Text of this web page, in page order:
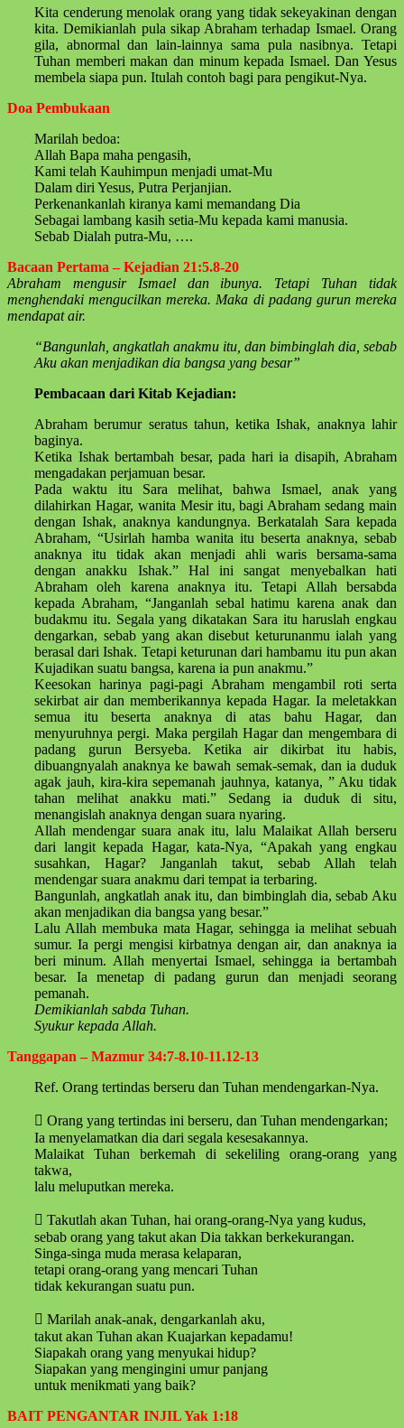
Kita cenderung menolak orang yang tidak sekeyakinan dengan
kita. Demikianlah pula sikap Abraham terhadap Ismael. Orang
gila, abnormal dan lain-lainnya sama pula nasibnya. Tetapi
Tuhan memberi makan dan minum kepada Ismael. Dan Yesus
membela siapa pun. Itulah contoh bagi para pengikut-Nya.
Doa Pembukaan
Marilah bedoa:
Allah Bapa maha pengasih,
Kami telah Kauhimpun menjadi umat-Mu
Dalam diri Yesus, Putra Perjanjian.
Perkenankanlah kiranya kami memandang Dia
Sebagai lambang kasih setia-Mu kepada kami manusia.
Sebab Dialah putra-Mu, ….
Bacaan Pertama – Kejadian 21:5.8-20
Abraham mengusir Ismael dan ibunya. Tetapi Tuhan tidak
menghendaki mengucilkan mereka. Maka di padang gurun mereka
mendapat air.
“Bangunlah, angkatlah anakmu itu, dan bimbinglah dia, sebab
Aku akan menjadikan dia bangsa yang besar”
Pembacaan dari Kitab Kejadian:
Abraham berumur seratus tahun, ketika Ishak, anaknya lahir
baginya.
Ketika Ishak bertambah besar, pada hari ia disapih, Abraham
mengadakan perjamuan besar.
Pada waktu itu Sara melihat, bahwa Ismael, anak yang
dilahirkan Hagar, wanita Mesir itu, bagi Abraham sedang main
dengan Ishak, anaknya kandungnya. Berkatalah Sara kepada
Abraham, “Usirlah hamba wanita itu beserta anaknya, sebab
anaknya itu tidak akan menjadi ahli waris bersama-sama
dengan anakku Ishak.” Hal ini sangat menyebalkan hati
Abraham oleh karena anaknya itu. Tetapi Allah bersabda
kepada Abraham, “Janganlah sebal hatimu karena anak dan
budakmu itu. Segala yang dikatakan Sara itu haruslah engkau
dengarkan, sebab yang akan disebut keturunanmu ialah yang
berasal dari Ishak. Tetapi keturunan dari hambamu itu pun akan
Kujadikan suatu bangsa, karena ia pun anakmu.”
Keesokan harinya pagi-pagi Abraham mengambil roti serta
sekirbat air dan memberikannya kepada Hagar. Ia meletakkan
semua itu beserta anaknya di atas bahu Hagar, dan
menyuruhnya pergi. Maka pergilah Hagar dan mengembara di
padang gurun Bersyeba. Ketika air dikirbat itu habis,
dibuangnyalah anaknya ke bawah semak-semak, dan ia duduk
agak jauh, kira-kira sepemanah jauhnya, katanya, ” Aku tidak
tahan melihat anakku mati.” Sedang ia duduk di situ,
menangislah anaknya dengan suara nyaring.
Allah mendengar suara anak itu, lalu Malaikat Allah berseru
dari langit kepada Hagar, kata-Nya, “Apakah yang engkau
susahkan, Hagar? Janganlah takut, sebab Allah telah
mendengar suara anakmu dari tempat ia terbaring.
Bangunlah, angkatlah anak itu, dan bimbinglah dia, sebab Aku
akan menjadikan dia bangsa yang besar.”
Lalu Allah membuka mata Hagar, sehingga ia melihat sebuah
sumur. Ia pergi mengisi kirbatnya dengan air, dan anaknya ia
beri minum. Allah menyertai Ismael, sehingga ia bertambah
besar. Ia menetap di padang gurun dan menjadi seorang
pemanah.
Demikianlah sabda Tuhan.
Syukur kepada Allah.
Tanggapan – Mazmur 34:7-8.10-11.12-13
Ref. Orang tertindas berseru dan Tuhan mendengarkan-Nya.
 Orang yang tertindas ini berseru, dan Tuhan mendengarkan;
Ia menyelamatkan dia dari segala kesesakannya.
Malaikat Tuhan berkemah di sekeliling orang-orang yang
takwa,
lalu meluputkan mereka.
 Takutlah akan Tuhan, hai orang-orang-Nya yang kudus,
sebab orang yang takut akan Dia takkan berkekurangan.
Singa-singa muda merasa kelaparan,
tetapi orang-orang yang mencari Tuhan
tidak kekurangan suatu pun.
 Marilah anak-anak, dengarkanlah aku,
takut akan Tuhan akan Kuajarkan kepadamu!
Siapakah orang yang menyukai hidup?
Siapakan yang mengingini umur panjang
untuk menikmati yang baik?
BAIT PENGANTAR INJIL Yak 1:18